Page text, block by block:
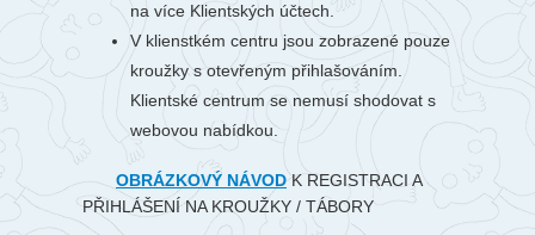
na více Klientských účtech.
V klienstkém centru jsou zobrazené pouze
kroužky s otevřeným přihlašováním.
Klientské centrum se nemusí shodovat s
webovou nabídkou.
OBRÁZKOVÝ NÁVODK REGISTRACI A
PŘIHLÁŠENÍ NA KROUŽKY / TÁBORY